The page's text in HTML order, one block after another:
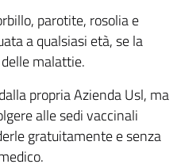
parotite, rosolia e
a qualsiasi età, se la
malattie.
propria Azienda Usl, ma
alle sedi vaccinali
gratuitamente e senza